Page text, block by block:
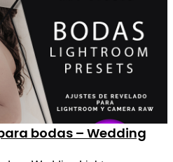
bodas – Wedding